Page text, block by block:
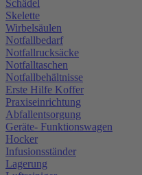
Schädel
Skelette
Wirbelsäulen
Notfallbedarf
Notfallrucksäcke
Notfalltaschen
Notfallbehältnisse
Erste Hilfe Koffer
Praxiseinrichtung
Abfallentsorgung
Geräte- Funktionswagen
Hocker
Infusionsständer
Lagerung